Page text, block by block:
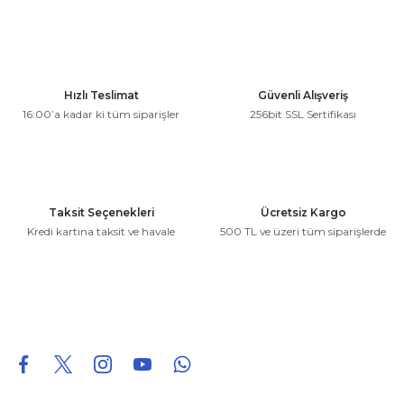
Hızlı Teslimat
16:00’a kadar ki tüm siparişler
Güvenli Alışveriş
256bit SSL Sertifikası
Taksit Seçenekleri
Kredi kartına taksit ve havale
Ücretsiz Kargo
500 TL ve üzeri tüm siparişlerde